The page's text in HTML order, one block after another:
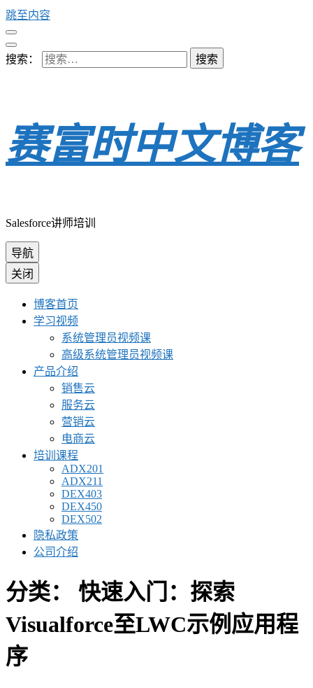
跳至内容
搜索：
赛富时中文博客
Salesforce讲师培训
导航
关闭
博客首页
学习视频
系统管理员视频课
高级系统管理员视频课
产品介绍
销售云
服务云
营销云
电商云
培训课程
ADX201
ADX211
DEX403
DEX450
DEX502
隐私政策
公司介绍
分类： 快速入门：探索
Visualforce至LWC示例应用程
序